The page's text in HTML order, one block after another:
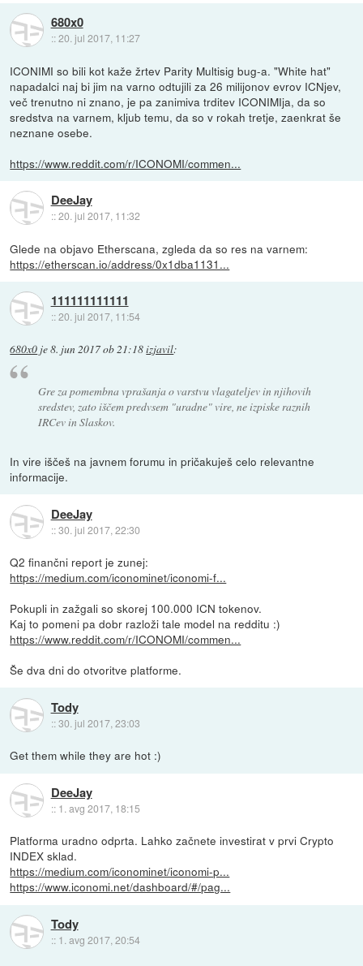
680x0
::20. jul 2017, 11:27
ICONIMI so bili kot kaže žrtev Parity Multisig bug-a. "White hat"
napadalci naj bi jim na varno odtujili za 26 milijonov evrov ICNjev,
več trenutno ni znano, je pa zanimiva trditev ICONIMIja, da so
sredstva na varnem, kljub temu, da so v rokah tretje, zaenkrat še
neznane osebe.
https://www.reddit.com/r/ICONOMI/commen...
DeeJay
::20. jul 2017, 11:32
Glede na objavo Etherscana, zgleda da so res na varnem:
https://etherscan.io/address/0x1dba1131...
111111111111
::20. jul 2017, 11:54
680x0 je8. jun 2017 ob 21:18izjavil:
Gre za pomembna vprašanja o varstvu vlagateljev in njihovih
sredstev, zato iščem predvsem "uradne" vire, ne izpiske raznih
IRCev in Slaskov.
In vire iščeš na javnem forumu in pričakuješ celo relevantne
informacije.
DeeJay
::30. jul 2017, 22:30
Q2 finančni report je zunej:
https://medium.com/iconominet/iconomi-f...
Pokupli in zažgali so skorej 100.000 ICN tokenov.
Kaj to pomeni pa dobr razloži tale model na redditu :)
https://www.reddit.com/r/ICONOMI/commen...
Še dva dni do otvoritve platforme.
Tody
::30. jul 2017, 23:03
Get them while they are hot :)
DeeJay
:: 1. avg 2017, 18:15
Platforma uradno odprta. Lahko začnete investirat v prvi Crypto
INDEX sklad.
https://medium.com/iconominet/iconomi-p...
https://www.iconomi.net/dashboard/#/pag...
Tody
:: 1. avg 2017, 20:54